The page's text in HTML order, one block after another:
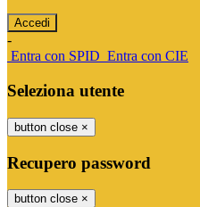
-
Entra con SPID Entra con CIE
Seleziona utente
button close ×
Recupero password
button close ×